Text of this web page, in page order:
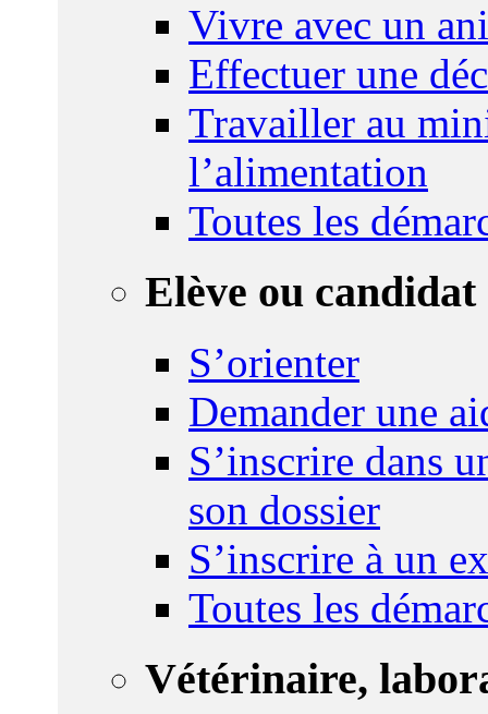
Vivre avec un
Effectuer une
Travailler au
l’alimentation
Toutes les
Elève ou candidat
S’orienter
Demander une
S’inscrire dans
son dossier
S’inscrire à un
Toutes les
Vétérinaire,